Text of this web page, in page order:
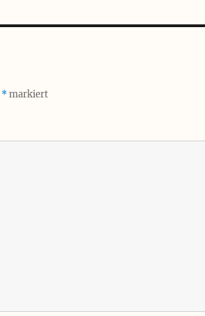
*markiert